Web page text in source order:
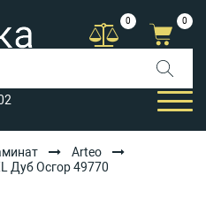
0 0
Arteo
Дуб Осгор 49770